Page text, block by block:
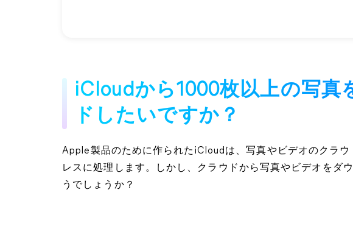
iCloudから1000枚以上の写真
ドしたいですか？
Apple製品のために作られたiCloudは、写真やビデオのクラ
レスに処理します。しかし、クラウドから写真やビデオをダ
うでしょうか？